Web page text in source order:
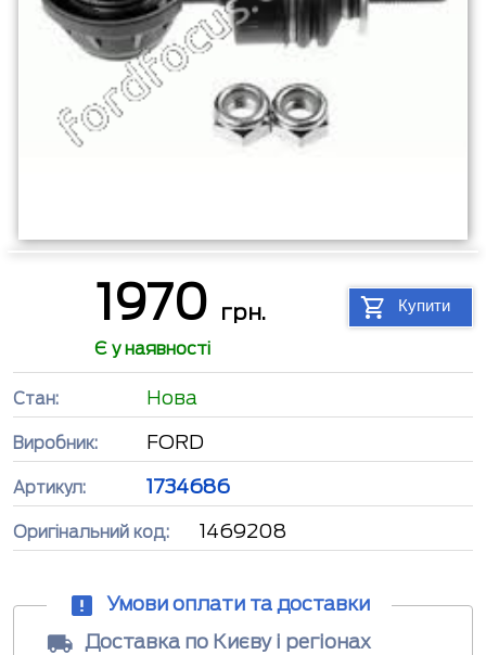
1970 грн. Купити
Є у наявності
Стан: Нова
Виробник: FORD
Артикул: 1734686
Оригінальний код: 1469208
Умови оплати та доставки
Доставка по Києву і регіонах